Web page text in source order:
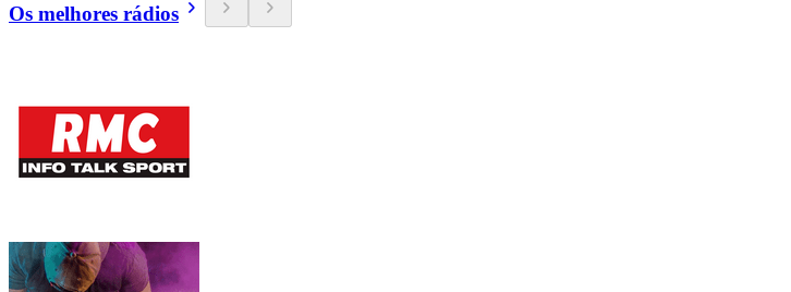
Os melhores rádios